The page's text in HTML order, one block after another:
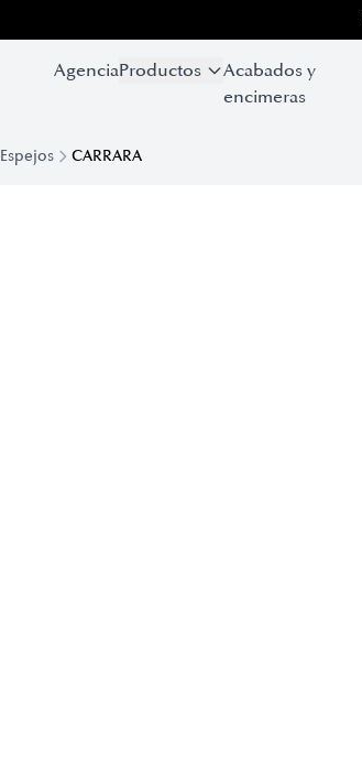
AgenciaProductos
Acabados y
encimeras
Espejos CARRARA